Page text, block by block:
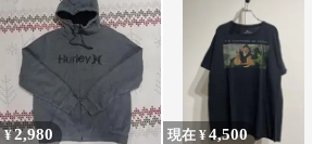
¥2,980 現在 ¥4,500